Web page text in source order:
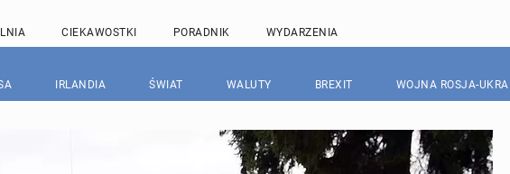
CIEKAWOSTKI PORADNIK WYDARZENIA
IRLANDIA ŚWIAT WALUTY BREXIT WOJNA ROSJA-